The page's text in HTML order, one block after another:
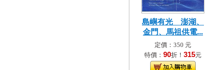
島嶼有光 澎湖、
金門、馬祖供電...
定價：350 元
特價： 90折！ 315元